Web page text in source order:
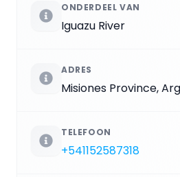
ONDERDEEL VAN
Iguazu River
ADRES
Misiones Province,
TELEFOON
+541152587318